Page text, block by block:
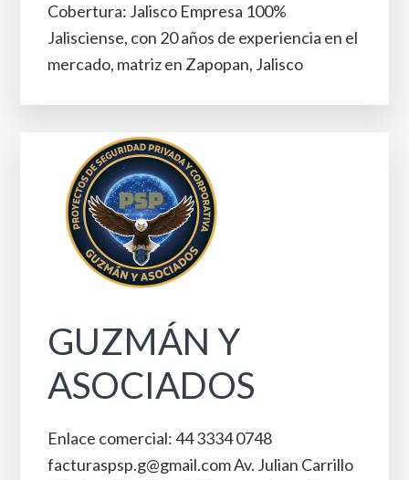
Cobertura: Jalisco Empresa 100%
Jalisciense, con 20 años de experiencia en el
mercado, matriz en Zapopan, Jalisco
GUZMÁN Y
ASOCIADOS
Enlace comercial: 44 3334 0748
facturaspsp.g@gmail.com Av. Julian Carrillo